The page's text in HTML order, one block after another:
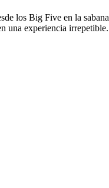
los Big Five en la sabana
una experiencia irrepetible.